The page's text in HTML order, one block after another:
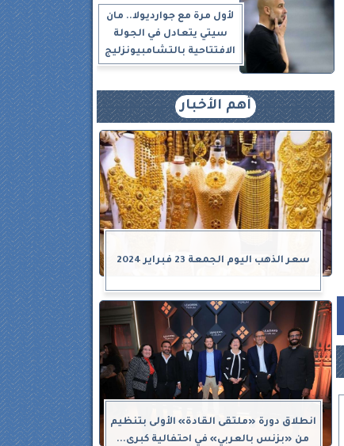
لأول مرة مع جوارديولا.. مان
سيتي يتعادل في الجولة
الافتتاحية بالتشامبيونزليج
أهم الأخبار
سعر الذهب اليوم الجمعة 23 فبراير 2024
انطلاق دورة «ملتقى القادة» الأولى بتنظيم
من «بزنس بالعربي» في احتفالية كبرى...